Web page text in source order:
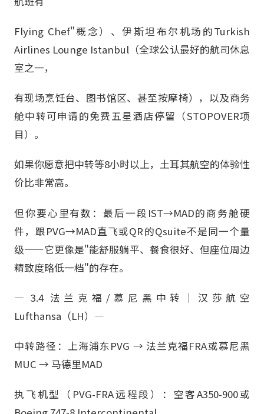
Flying Chef"概念）、伊斯坦布尔机场的Turkish
Airlines Lounge Istanbul（全球公认最好的航司休息
室之一，
有现场烹饪台、图书馆区、甚至按摩椅），以及商务
舱中转可申请的免费五星酒店停留（STOPOVER项
目）。
如果你愿意把中转等8小时以上，土耳其航空的体验性
价比非常高。
但你要心里有数：最后一段IST→MAD的商务舱硬
件，跟PVG→MAD直飞或QR的Qsuite不是同一个量
级——它更像是"能舒服躺平、餐食很好、但座位周边
精致度略低一档"的存在。
— 3.4 法兰克福/慕尼黑中转｜汉莎航空
Lufthansa（LH）—
中转路径：上海浦东PVG → 法兰克福FRA或慕尼黑
MUC → 马德里MAD
执飞机型（PVG-FRA远程段）：空客A350-900或